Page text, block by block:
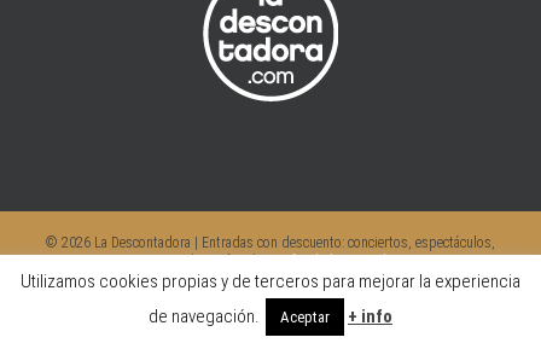
© 2026 La Descontadora | Entradas con descuento: conciertos, espectáculos,
FacebookInstagram
Twitter
Utilizamos cookies propias y de terceros para mejorar la experiencia
de navegación.
Aceptar + info